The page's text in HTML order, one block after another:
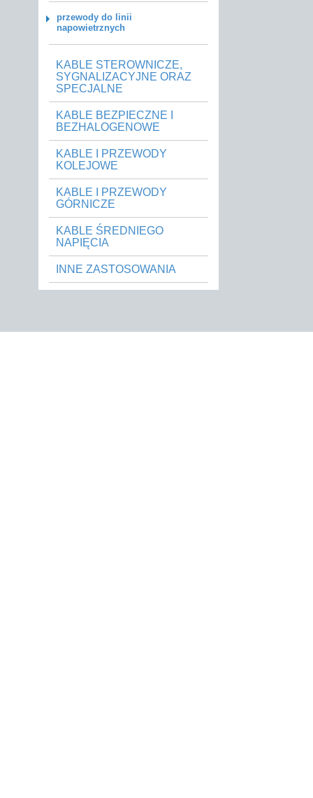
przewody do linii
napowietrznych
KABLE STEROWNICZE,
SYGNALIZACYJNE ORAZ
SPECJALNE
KABLE BEZPIECZNE I
BEZHALOGENOWE
KABLE I PRZEWODY
KOLEJOWE
KABLE I PRZEWODY
GÓRNICZE
KABLE ŚREDNIEGO
NAPIĘCIA
INNE ZASTOSOWANIA